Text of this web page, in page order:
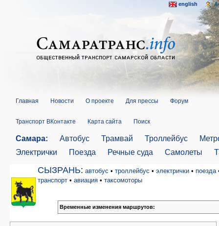
Главная Новости О проекте Для прессы Форум
Транспорт ВКонтакте Карта сайта Поиск
Самара: Автобус Трамвай Троллейбус
Электрички
Поезда Речные суда Самолеты
СЫЗРАНЬ: автобус • троллейбус • электрички • поезда
транспорт • авиация • таксомоторы
Временные изменения маршрутов:
english